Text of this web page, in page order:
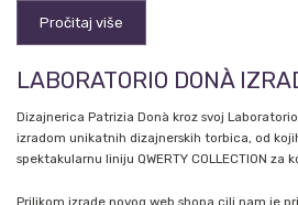
Pročitaj više
LABORATORIO DONÀ
Dizajnerica Patrizia Donà kroz svoj
izradom unikatnih dizajnerskih torbica, od
spektakularnu liniju QWERTY COLLECTION
Prilikom izrade novog web shopa cilj nam je